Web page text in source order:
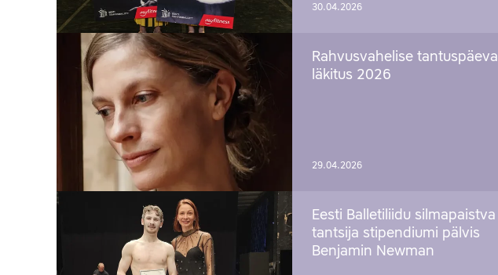
30.04.2026
Rahvusvahelise tantuspäeva
läkitus 2026
29.04.2026
Eesti Balletiliidu silmapaistva
tantsija stipendiumi pälvis
Benjamin Newman